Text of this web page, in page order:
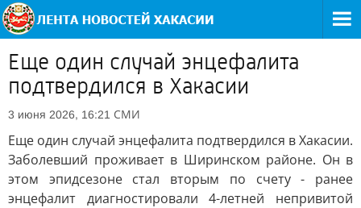
Еще один случай энцефалита
подтвердился в Хакасии
3 июня 2026, 16:21 СМИ
Еще один случай энцефалита подтвердился в Хакасии.
Заболевший проживает в Ширинском районе. Он в
этом эпидсезоне стал вторым по счету - ранее
энцефалит диагностировали 4-летней непривитой